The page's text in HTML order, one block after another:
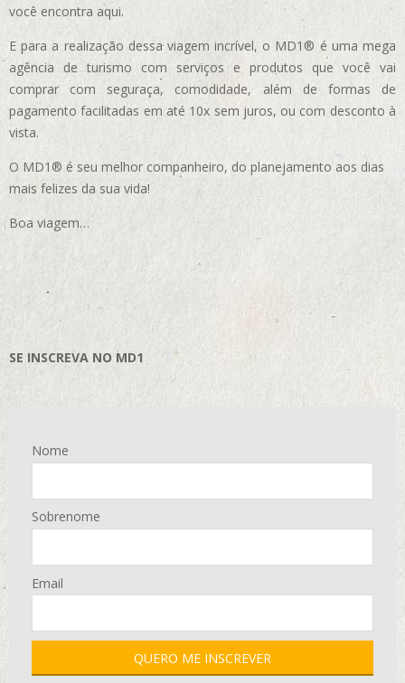
você encontra aqui.
E para a realização dessa viagem incrível, o MD1® é uma mega
agência de turismo com serviços e produtos que você vai
comprar com seguraça, comodidade, além de formas de
pagamento facilitadas em até 10x sem juros, ou com desconto à
vista.
O MD1® é seu melhor companheiro, do planejamento aos dias
mais felizes da sua vida!
Boa viagem…
SE INSCREVA NO MD1
Nome
Sobrenome
Email